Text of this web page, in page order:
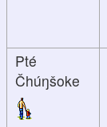
Pté
Čhúŋšoke